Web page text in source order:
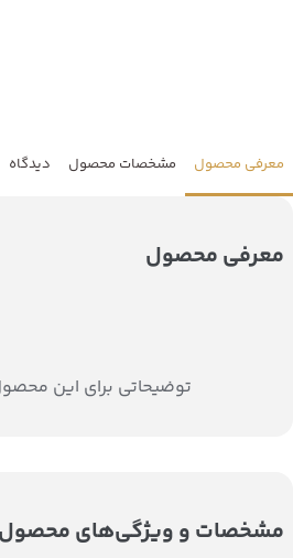
معرفی محصول مشخصات محصول دیدگاه
معرفی محصول
توضیحاتی برای این
مشخصات و ویژگی‌های محصول